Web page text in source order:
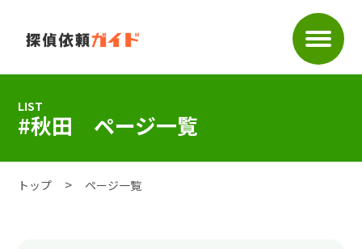
LIST
#秋田 ページ一覧
トップ ページ一覧